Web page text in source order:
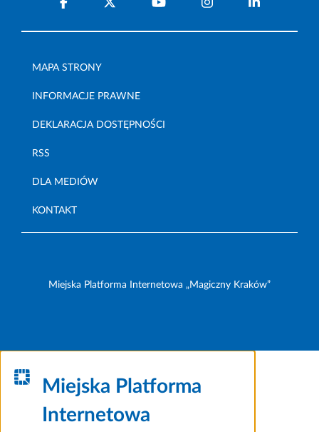
MAPA STRONY
INFORMACJE PRAWNE
DEKLARACJA DOSTĘPNOŚCI
RSS
DLA MEDIÓW
KONTAKT
Miejska Platforma Internetowa „Magiczny Kraków”
Miejska Platforma
Internetowa